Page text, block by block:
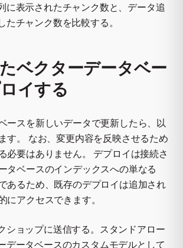
に表示されたチャンク数と、データ追
たチャンク数を比較する。
ベクターデータベー
イする
ースを新しいデータで更新したら、以
す。 なお、変更内容を反映させるため
必要はありません。 デプロイは接続さ
タベースのインデックスへの単なる
あるため、既存のデプロイは追加され
にアクセスできます。
ショップに送信する。スタンドアロー
データベースのカスタムモデルとして